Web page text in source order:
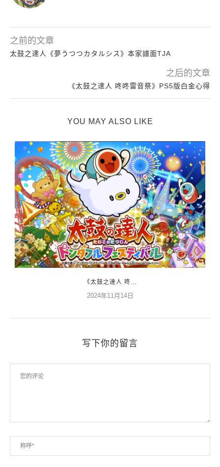
之前的文章
太鼓之達人《夢うつつカタルシス》本家譜面TJA
之后的文章
《太鼓之達人 咚咚雷音祭》PS5版白金心得
YOU MAY ALSO LIKE
《太鼓之達人 咚...
2024年11月14日
写下你的留言